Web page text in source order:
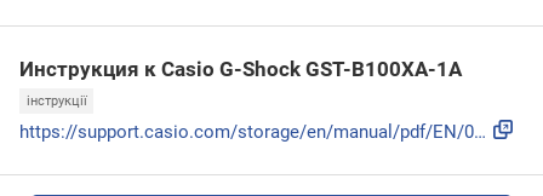
Инструкция к Casio G-Shock GST-B100XA-1A
інструкції
https://support.casio.com/storage/en/manual/pdf/EN/009/qw55...